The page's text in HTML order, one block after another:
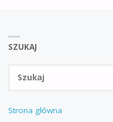
SZUKAJ
Strona główna